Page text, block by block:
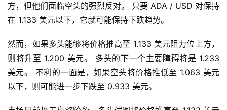
方，但他们面临空头的强烈反对。 只要 ADA / USD 对保持
在 1.133 美元以下，它就可能保持下跌趋势。
然而，如果多头能够将价格推高至 1.133 美元阻力位上方，
则将升至 1.200 美元。 多头的下一个主要障碍将是 1.233
美元。 不利的一面是，如果空头将价格推低至 1.063 美元
以下，则可能进一步下跌至 0.933 美元。